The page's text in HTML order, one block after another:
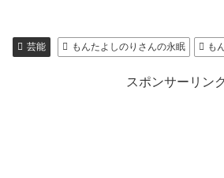
芸能 もんたよしのりさんの永眠 も
スポンサーリンク